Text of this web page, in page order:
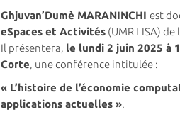
Ghjuvan’Dumè MARANINCHI est
eSpaces et Activités(UMR LISA) de
Il présentera, le lundi 2 juin 2025 à
Corte, une conférence intitulée :
« L’histoire de l’économie
applications actuelles ».